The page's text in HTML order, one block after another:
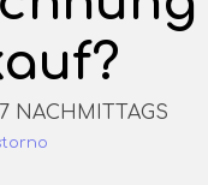
NACHMITTAGS